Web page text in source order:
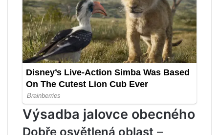
Výsadba jalovce obecného
Dobře osvětlená oblast –